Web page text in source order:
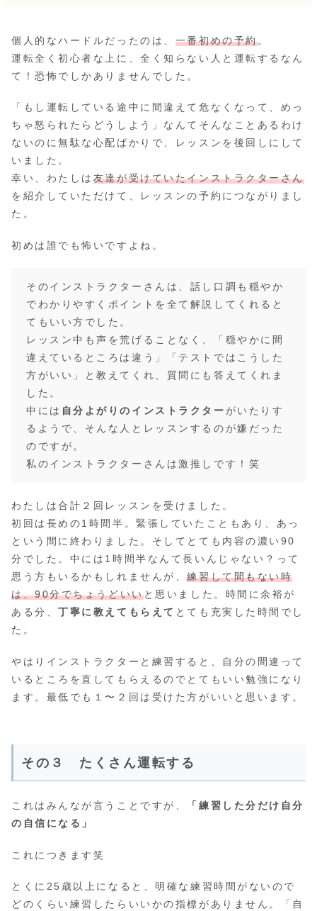
個人的なハードルだったのは、 一番初めの予約。
運転全く初心者な上に、全く知らない人と運転するなん
て！恐怖でしかありませんでした。
「もし運転している途中に間違えて危なくなって、めっ
ちゃ怒られたらどうしよう」なんてそんなことあるわけ
ないのに無駄な心配ばかりで、レッスンを後回しにして
いました。
幸い、わたしは 友達が受けていたインストラクターさん
を紹介していただけて、レッスンの予約につながりまし
た。
初めは誰でも怖いですよね。
そのインストラクターさんは、話し口調も穏やか
でわかりやすくポイントを全て解説してくれると
てもいい方でした。
レッスン中も声を荒げることなく、「穏やかに間
違えているところは違う」「テストではこうした
方がいい」と教えてくれ、質問にも答えてくれま
した。
中には 自分よがりのインストラクター がいたりす
るようで、そんな人とレッスンするのが嫌だった
のですが。
私のインストラクターさんは激推しです！笑
わたしは合計２回レッスンを受けました。
初回は長めの1時間半。緊張していたこともあり、あっ
という間に終わりました。そしてとても内容の濃い90
分でした。中には1時間半なんて長いんじゃない？って
思う方もいるかもしれませんが、練習して間もない時
は、90分でちょうどいいと思いました。時間に余裕が
ある分、丁寧に教えてもらえて とても充実した時間でし
た。
やはりインストラクターと練習すると、自分の間違って
いるところを直してもらえるのでとてもいい勉強になり
ます。最低でも１〜２回は受けた方がいいと思います。
その３ たくさん運転する
これはみんなが言うことですが、
「練習した分だけ自分
の自信になる」
これにつきます笑
とくに25歳以上になると、明確な練習時間がないので
どのくらい練習したらいいかの指標がありません。「自